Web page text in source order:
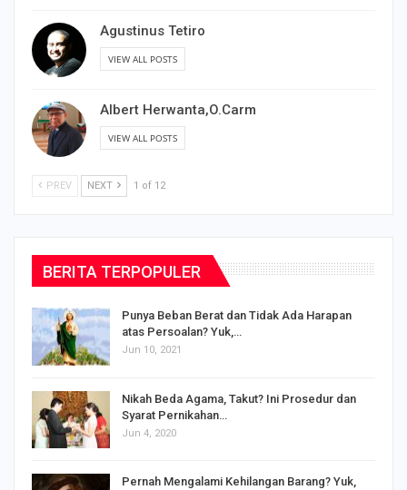
Agustinus Tetiro
VIEW ALL POSTS
Albert Herwanta,O.Carm
VIEW ALL POSTS
PREV NEXT 1 of 12
BERITA TERPOPULER
Punya Beban Berat dan Tidak Ada Harapan
atas Persoalan? Yuk,…
Jun 10, 2021
Nikah Beda Agama, Takut? Ini Prosedur dan
Syarat Pernikahan…
Jun 4, 2020
Pernah Mengalami Kehilangan Barang? Yuk,